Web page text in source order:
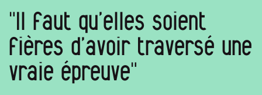
"Il faut qu’elles soient
fières d’avoir traversé une
vraie épreuve"